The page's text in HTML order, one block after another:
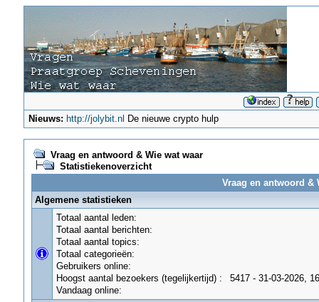
Nieuws: http://jolybit.nl De nieuwe crypto hulp
Vraag en antwoord & Wie wat waar
Statistiekenoverzicht
Vraag en antwoord &
Algemene statistieken
Totaal aantal leden:
Totaal aantal berichten:
Totaal aantal topics:
Totaal categorieën:
Gebruikers online:
Hoogst aantal bezoekers (tegelijkertijd) :
5417 - 31-03-2026,
Vandaag online: